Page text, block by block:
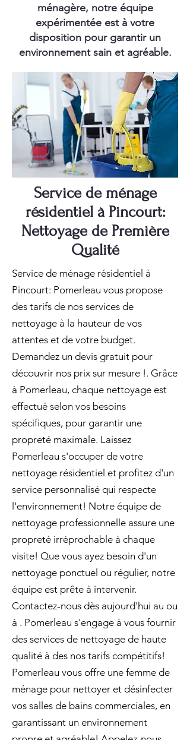
ménagère, notre équipe
expérimentée est à votre
disposition pour garantir un
environnement sain et agréable.
Service de ménage
résidentiel à Pincourt:
Nettoyage de Première
Qualité
Service de ménage résidentiel à
Pincourt: Pomerleau vous propose
des tarifs de nos services de
nettoyage à la hauteur de vos
attentes et de votre budget.
Demandez un devis gratuit pour
découvrir nos prix sur mesure !. Grâce
à Pomerleau, chaque nettoyage est
effectué selon vos besoins
spécifiques, pour garantir une
propreté maximale. Laissez
Pomerleau s'occuper de votre
nettoyage résidentiel et profitez d'un
service personnalisé qui respecte
l'environnement! Notre équipe de
nettoyage professionnelle assure une
propreté irréprochable à chaque
visite! Que vous ayez besoin d'un
nettoyage ponctuel ou régulier, notre
équipe est prête à intervenir.
Contactez-nous dès aujourd'hui au ou
à . Pomerleau s'engage à vous fournir
des services de nettoyage de haute
qualité à des nos tarifs compétitifs!
Pomerleau vous offre une femme de
ménage pour nettoyer et désinfecter
vos salles de bains commerciales, en
garantissant un environnement